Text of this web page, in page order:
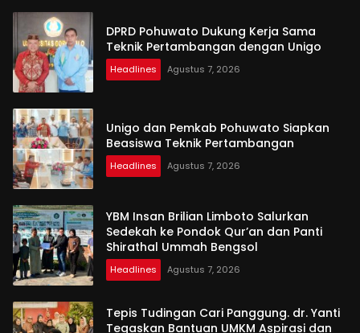
DPRD Pohuwato Dukung Kerja Sama
Teknik Pertambangan dengan Unigo
Headlines Agustus 7, 2026
Unigo dan Pemkab Pohuwato Siapkan
Beasiswa Teknik Pertambangan
Headlines Agustus 7, 2026
YBM Insan Brilian Limboto Salurkan
Sedekah ke Pondok Qur’an dan Panti
Shirathal Ummah Bengsol
Headlines Agustus 7, 2026
Tepis Tudingan Cari Panggung. dr. Yanti
Tegaskan Bantuan UMKM Aspirasi dan